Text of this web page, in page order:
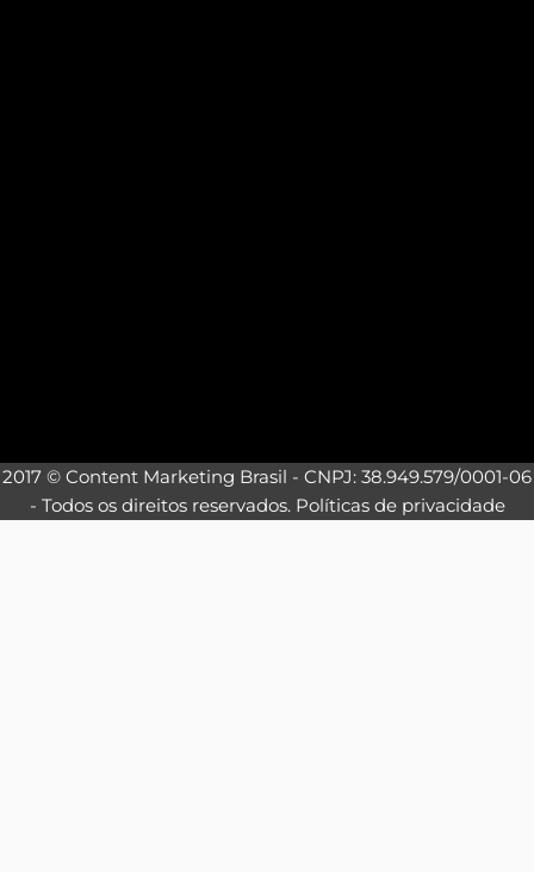
2017 © Content Marketing Brasil - CNPJ: 38.949.579/0001-06
- Todos os direitos reservados. Políticas de privacidade